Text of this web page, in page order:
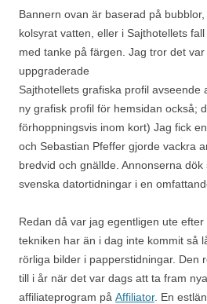
Bannern ovan är baserad på
kolsyrat vatten, eller i Sajthotellets
med tanke på färgen. Jag tror det
uppgraderade
Sajthotellets grafiska profil avseende
ny grafisk profil för hemsidan också;
förhoppningsvis inom kort) Jag fick
och Sebastian Pfeffer gjorde vackra
bredvid och gnällde. Annonserna
svenska datortidningar i en
Redan då var jag egentligen ute
tekniken har än i dag inte kommit så
rörliga bilder i papperstidningar. Den
till i år när det var dags att ta fram
affiliateprogram på Affiliator. En